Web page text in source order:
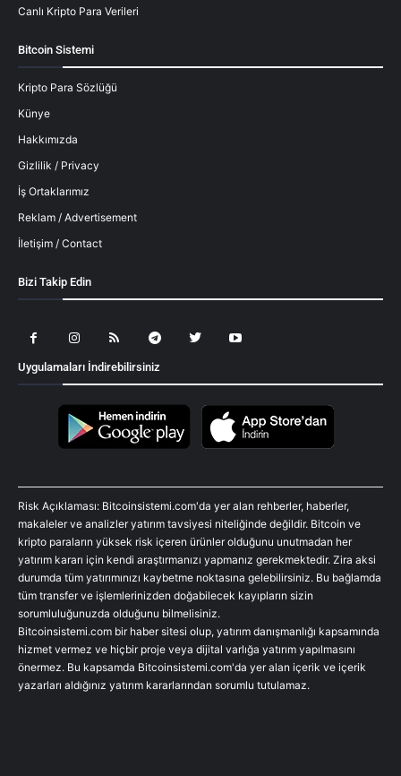
Canlı Kripto Para Verileri
Bitcoin Sistemi
Kripto Para Sözlüğü
Künye
Hakkımızda
Gizlilik / Privacy
İş Ortaklarımız
Reklam / Advertisement
İletişim / Contact
Bizi Takip Edin
Uygulamaları İndirebilirsiniz
Risk Açıklaması: Bitcoinsistemi.com'da yer alan rehberler, haberler,
makaleler ve analizler yatırım tavsiyesi niteliğinde değildir. Bitcoin ve
kripto paraların yüksek risk içeren ürünler olduğunu unutmadan her
yatırım kararı için kendi araştırmanızı yapmanız gerekmektedir. Zira aksi
durumda tüm yatırımınızı kaybetme noktasına gelebilirsiniz. Bu bağlamda
tüm transfer ve işlemlerinizden doğabilecek kayıpların sizin
sorumluluğunuzda olduğunu bilmelisiniz.
Bitcoinsistemi.com bir haber sitesi olup, yatırım danışmanlığı kapsamında
hizmet vermez ve hiçbir proje veya dijital varlığa yatırım yapılmasını
önermez. Bu kapsamda Bitcoinsistemi.com'da yer alan içerik ve içerik
yazarları aldığınız yatırım kararlarından sorumlu tutulamaz.